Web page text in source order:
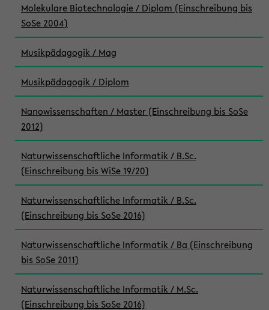
Molekulare Biotechnologie / Diplom (Einschreibung bis
SoSe 2004)
Musikpädagogik / Mag
Musikpädagogik / Diplom
Nanowissenschaften / Master (Einschreibung bis SoSe
2012)
Naturwissenschaftliche Informatik / B.Sc.
(Einschreibung bis WiSe 19/20)
Naturwissenschaftliche Informatik / B.Sc.
(Einschreibung bis SoSe 2016)
Naturwissenschaftliche Informatik / Ba (Einschreibung
bis SoSe 2011)
Naturwissenschaftliche Informatik / M.Sc.
(Einschreibung bis SoSe 2016)